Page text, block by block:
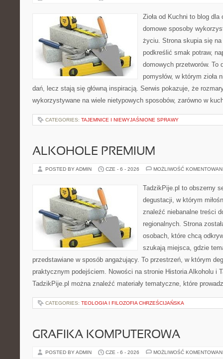
Zioła od Kuchni to blog dla
domowe sposoby
życiu. Strona skupia się
podkreślić smak potraw,
domowych przetworów. To
pomysłów, w którym zioła
dań, lecz stają się główną inspiracją. Serwis pokazuje, że
wykorzystywane na wiele nietypowych sposobów, zarówno w
CATEGORIES: TAJEMNICE I NIEWYJAŚNIONE SPRAWY
ALKOHOLE PREMIUM
POSTED BY ADMIN CZE - 6 - 2026 MOŻLIWOŚĆ
TadzikPije.pl to obszerny
degustacji, w którym
znaleźć niebanalne treści
regionalnych. Strona
osobach, które chcą
szukają miejsca, gdzie
przedstawiane w sposób angażujący. To przestrzeń, w którym
praktycznym podejściem. Nowości na stronie Historia Alkoholu i
TadzikPije.pl można znaleźć materiały tematyczne, które
CATEGORIES: TEOLOGIA I FILOZOFIA CHRZEŚCIJAŃSKA
GRAFIKA KOMPUTEROWA
POSTED BY ADMIN CZE - 6 - 2026 MOŻLIWOŚĆ